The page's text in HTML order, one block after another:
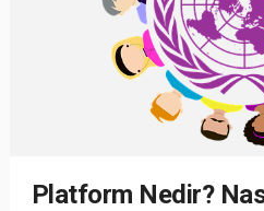
Platform Nedir?